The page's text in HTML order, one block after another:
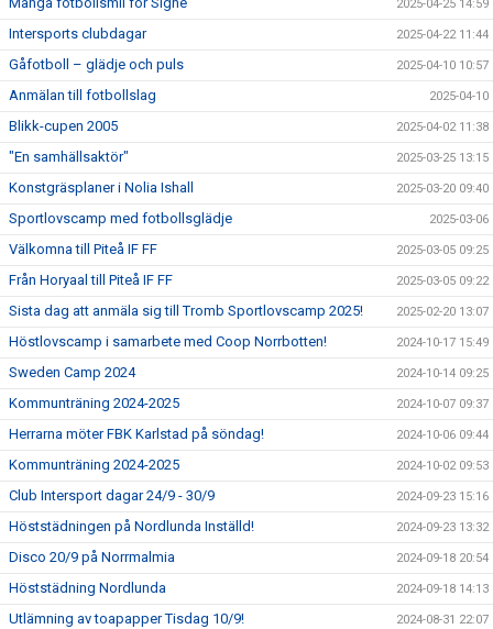
2025-04-25 14:59
Intersports clubdagar 2025-04-22 11:44
Gåfotboll – glädje och puls 2025-04-10 10:57
Anmälan till fotbollslag 2025-04-10
Blikk-cupen 2005 2025-04-02 11:38
"En samhällsaktör" 2025-03-25 13:15
Konstgräsplaner i Nolia Ishall 2025-03-20 09:40
Sportlovscamp med fotbollsglädje 2025-03-06
Välkomna till Piteå IF FF 2025-03-05 09:25
Från Horyaal till Piteå IF FF 2025-03-05 09:22
Sista dag att anmäla sig till Tromb Sportlovscamp 2025! 2025-02-20 13:07
Höstlovscamp i samarbete med Coop Norrbotten! 2024-10-17 15:49
Sweden Camp 2024 2024-10-14 09:25
Kommunträning 2024-2025 2024-10-07 09:37
Herrarna möter FBK Karlstad på söndag! 2024-10-06 09:44
Kommunträning 2024-2025 2024-10-02 09:53
Club Intersport dagar 24/9 - 30/9 2024-09-23 15:16
Höststädningen på Nordlunda Inställd! 2024-09-23 13:32
Disco 20/9 på Norrmalmia 2024-09-18 20:54
Höststädning Nordlunda 2024-09-18 14:13
Utlämning av toapapper Tisdag 10/9! 2024-08-31 22:07